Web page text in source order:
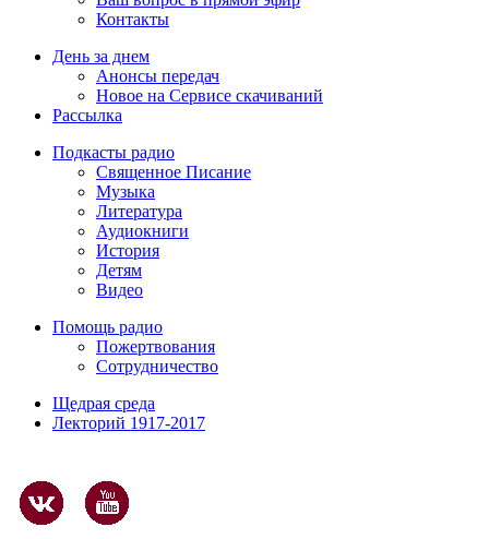
Контакты
День за днем
Анонсы передач
Новое на Сервисе скачиваний
Рассылка
Подкасты радио
Священное Писание
Музыка
Литература
Аудиокниги
История
Детям
Видео
Помощь радио
Пожертвования
Сотрудничество
Щедрая среда
Лекторий 1917-2017